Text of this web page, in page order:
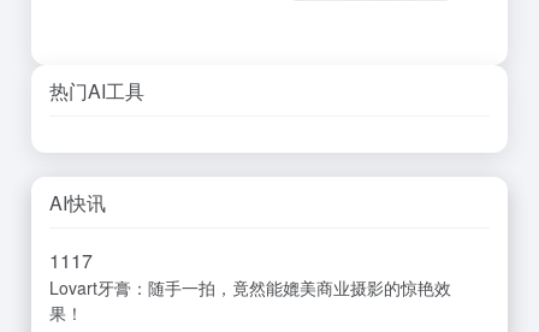
热门AI工具
AI快讯
1117
Lovart牙膏：随手一拍，竟然能媲美商业摄影的惊艳效
果！